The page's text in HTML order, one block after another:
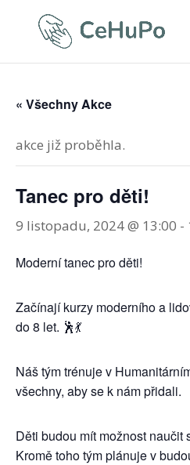
« Všechny Akce
akce již proběhla.
Tanec pro děti!
9 listopadu, 2024 @ 13:00 -
Moderní tanec pro děti!
Začínají kurzy moderního a
do 8 let. 🕺💃
Náš tým trénuje v
všechny, aby se k nám přidali.
Děti budou mít možnost naučit
Kromě toho tým plánuje v